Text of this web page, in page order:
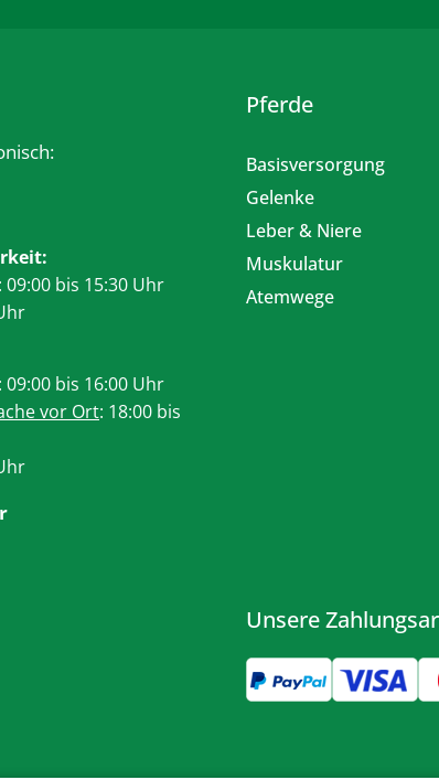
bis 15:30 Uhr
bis 16:00 Uhr
vor Ort: 18:00 bis
Pferde
Basisversorgung
Gelenke
Leber & Niere
Muskulatur
Atemwege
Unsere